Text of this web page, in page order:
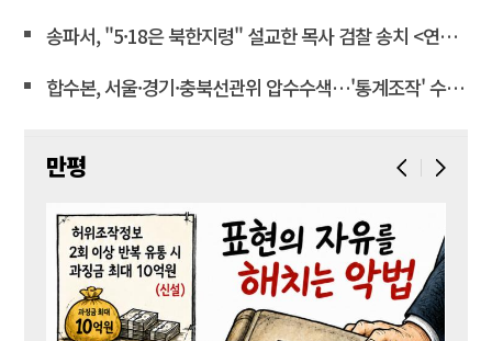
송파서, "5·18은 북한지령" 설교한 목사 검찰 송치 <연합뉴스>
합수본, 서울·경기·충북선관위 압수수색…'통계조작' 수사확대
만평